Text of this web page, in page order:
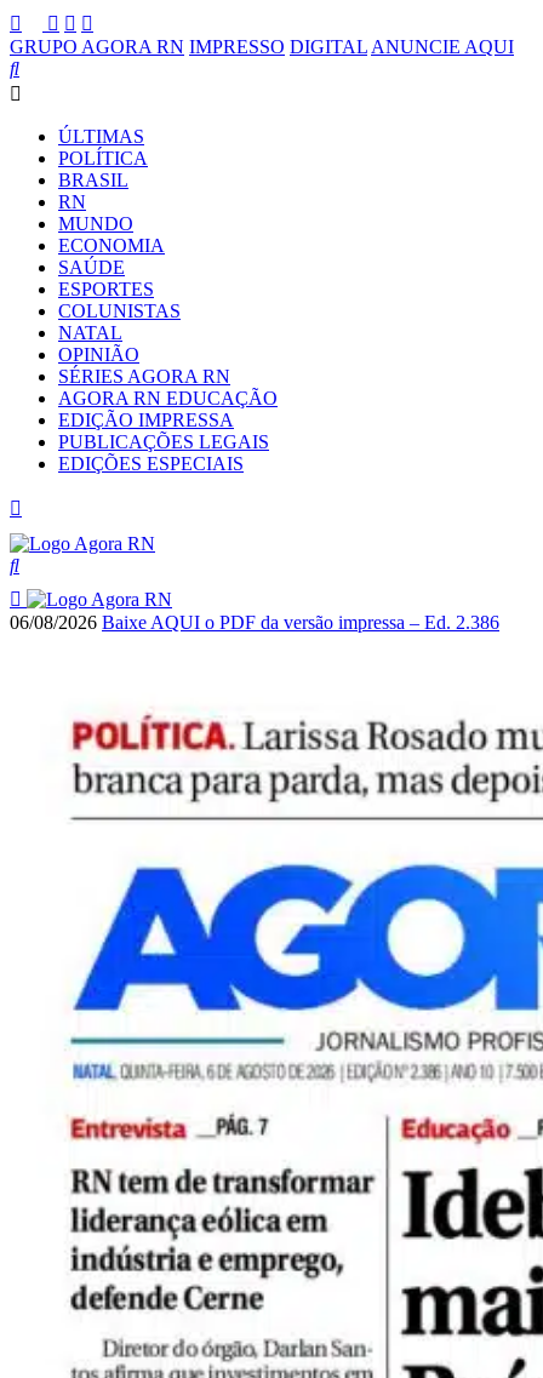
GRUPO AGORA RN IMPRESSO DIGITAL ANUNCIE AQUI
ÚLTIMAS
POLÍTICA
BRASIL
RN
MUNDO
ECONOMIA
SAÚDE
ESPORTES
COLUNISTAS
NATAL
OPINIÃO
SÉRIES AGORA RN
AGORA RN EDUCAÇÃO
EDIÇÃO IMPRESSA
PUBLICAÇÕES LEGAIS
EDIÇÕES ESPECIAIS
06/08/2026 Baixe AQUI o PDF da versão impressa – Ed. 2.386